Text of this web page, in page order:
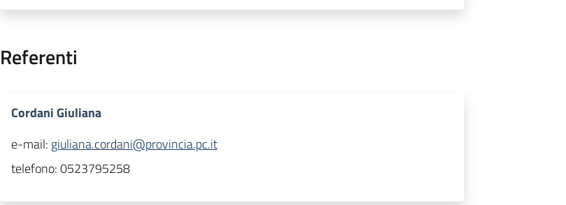
Referenti
Cordani Giuliana
e-mail: giuliana.cordani@provincia.pc.it
telefono:0523795258